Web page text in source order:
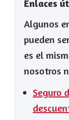
Enlaces
Algunos
pueden
es el
nosotros
Seguro